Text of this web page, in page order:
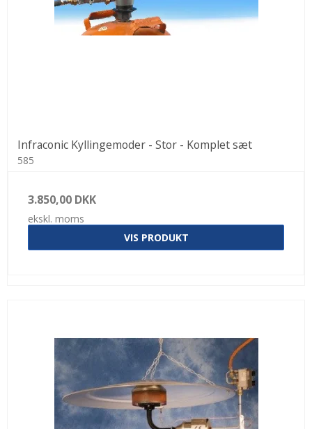
Infraconic Kyllingemoder - Stor - Komplet sæt
585
3.850,00 DKK
ekskl. moms
VIS PRODUKT